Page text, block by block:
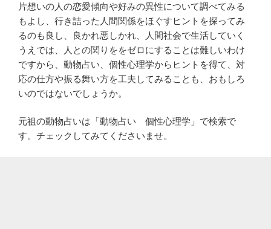
片想いの人の恋愛傾向や好みの異性について調べてみる
もよし、行き詰った人間関係をほぐすヒントを探ってみ
るのも良し、良かれ悪しかれ、人間社会で生活していく
うえでは、人との関りををゼロにすることは難しいわけ
ですから、動物占い、個性心理学からヒントを得て、対
応の仕方や振る舞い方を工夫してみることも、おもしろ
いのではないでしょうか。
元祖の動物占いは「動物占い 個性心理学」で検索で
す。チェックしてみてくださいませ。